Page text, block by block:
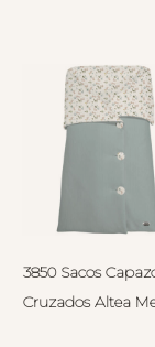
3850 Sacos
Cruzados Altea